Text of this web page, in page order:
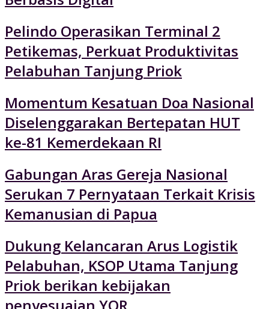
Pelindo Operasikan Terminal 2
Petikemas, Perkuat Produktivitas
Pelabuhan Tanjung Priok
Momentum Kesatuan Doa Nasional
Diselenggarakan Bertepatan HUT
ke-81 Kemerdekaan RI
Gabungan Aras Gereja Nasional
Serukan 7 Pernyataan Terkait Krisis
Kemanusian di Papua
Dukung Kelancaran Arus Logistik
Pelabuhan, KSOP Utama Tanjung
Priok berikan kebijakan
penyesuaian YOR